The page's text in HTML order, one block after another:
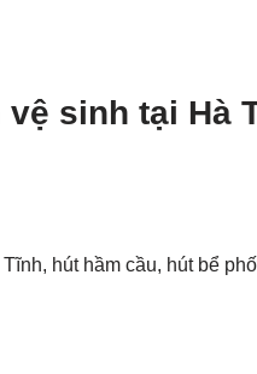
sinh tại Hà
hút hầm cầu, hút bể